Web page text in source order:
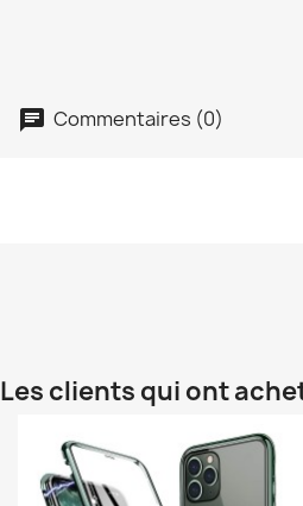
Commentaires (0)
Les clients qui ont